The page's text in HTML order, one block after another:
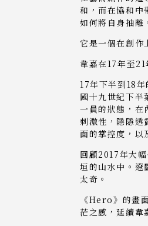
和，而在協和中
如何將自身抽離
它是一個在創作
韋嘉在17年至
17年下半到18
國十九世紀下
一員的狀態，在
刺激性，隱隱透
面的掌控度，以
回顧2017年大
垣的山水中。遼
太奇。
《Hero》的畫
茫之感，延續韋